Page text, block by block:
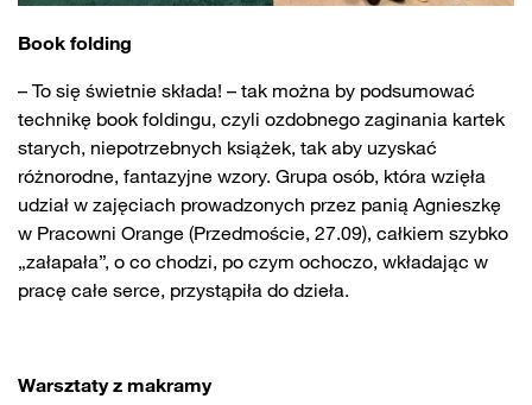
Book folding
– To się świetnie składa! – tak można by podsumować
technikę book foldingu, czyli ozdobnego zaginania kartek
starych, niepotrzebnych książek, tak aby uzyskać
różnorodne, fantazyjne wzory. Grupa osób, która wzięła
udział w zajęciach prowadzonych przez panią Agnieszkę
w Pracowni Orange (Przedmoście, 27.09), całkiem szybko
„załapała”, o co chodzi, po czym ochoczo, wkładając w
pracę całe serce, przystąpiła do dzieła.
Warsztaty z makramy